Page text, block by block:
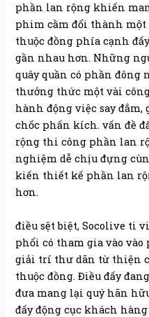
phần lan rộng khiến
phim cầm đổi thành
thuộc đồng phía cạnh
gần nhau hơn. Những
quây quần có phần
thưởng thức một vài
hành động việc say
chốc phấn kích. vấn đề
rộng thi công phần lan
nghiệm dễ chịu đựng
kiến thiết kế phần lan
hơn.
điều sệt biệt, Socolive ti
phổi có tham gia vào
giải trí thư dãn từ thiện
thuộc đồng. Điều đấy
đưa mang lại quý hãn
đấy động cục khách